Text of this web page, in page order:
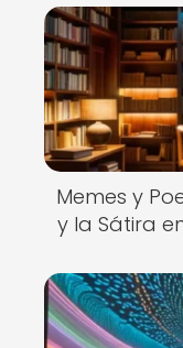
Memes y
y la Sátira